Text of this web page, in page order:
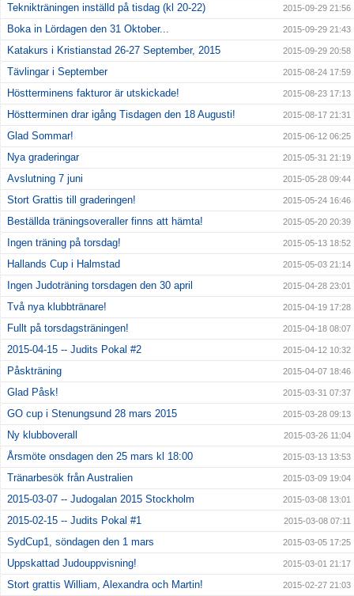
Teknikträningen inställd på tisdag (kl 20-22) 2015-09-29 21:56
Boka in Lördagen den 31 Oktober... 2015-09-29 21:43
Katakurs i Kristianstad 26-27 September, 2015 2015-09-29 20:58
Tävlingar i September 2015-08-24 17:59
Höstterminens fakturor är utskickade! 2015-08-23 17:13
Höstterminen drar igång Tisdagen den 18 Augusti! 2015-08-17 21:31
Glad Sommar! 2015-06-12 06:25
Nya graderingar 2015-05-31 21:19
Avslutning 7 juni 2015-05-28 09:44
Stort Grattis till graderingen! 2015-05-24 16:46
Beställda träningsoveraller finns att hämta! 2015-05-20 20:39
Ingen träning på torsdag! 2015-05-13 18:52
Hallands Cup i Halmstad 2015-05-03 21:14
Ingen Judoträning torsdagen den 30 april 2015-04-28 23:01
Två nya klubbtränare! 2015-04-19 17:28
Fullt på torsdagsträningen! 2015-04-18 08:07
2015-04-15 -- Judits Pokal #2 2015-04-12 10:32
Påskträning 2015-04-07 18:46
Glad Påsk! 2015-03-31 07:37
GO cup i Stenungsund 28 mars 2015 2015-03-28 09:13
Ny klubboverall 2015-03-26 11:04
Årsmöte onsdagen den 25 mars kl 18:00 2015-03-13 13:53
Tränarbesök från Australien 2015-03-09 19:04
2015-03-07 -- Judogalan 2015 Stockholm 2015-03-08 13:01
2015-02-15 -- Judits Pokal #1 2015-03-08 07:11
SydCup1, söndagen den 1 mars 2015-03-05 17:25
Uppskattad Judouppvisning! 2015-03-01 21:17
Stort grattis William, Alexandra och Martin! 2015-02-27 21:03